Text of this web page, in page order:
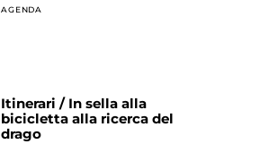
AGENDA
Itinerari / In sella alla
bicicletta alla ricerca del
drago